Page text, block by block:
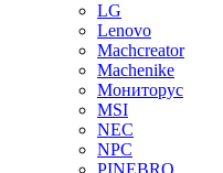
LG
Lenovo
Machcreator
Machenike
Мониторус
MSI
NEC
NPC